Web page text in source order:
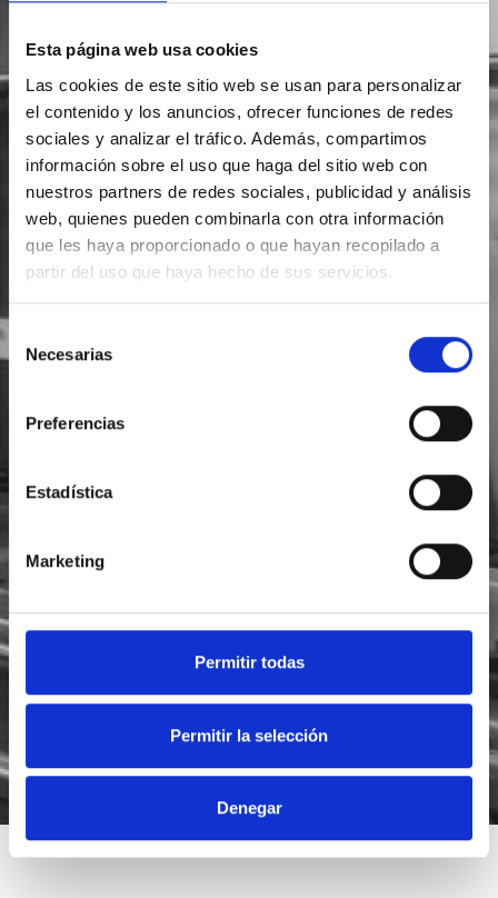
Esta página web usa cookies
Las cookies de este sitio web se usan para personalizar
el contenido y los anuncios, ofrecer funciones de redes
sociales y analizar el tráfico. Además, compartimos
información sobre el uso que haga del sitio web con
nuestros partners de redes sociales, publicidad y análisis
web, quienes pueden combinarla con otra información
que les haya proporcionado o que hayan recopilado a
partir del uso que haya hecho de sus servicios.
de Necesarias
Preferencias
Estadística
Marketing
Permitir todas
Permitir la selección
Denegar
He leído y acepto la
Acepto recibir novedades deFoodsat